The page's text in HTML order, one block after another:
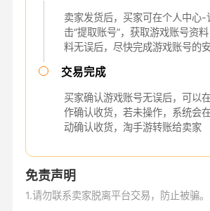
卖家发货后，买家可在个人中心-
击“提取账号”，获取游戏账号资
料无误后，尽快完成游戏账号的
交易完成
买家确认游戏账号无误后，可以
作确认收货，若未操作，系统会
动确认收货，淘手游转账给卖家
免责声明
1.请勿联系卖家脱离平台交易，防止被骗。